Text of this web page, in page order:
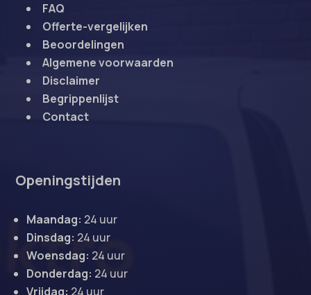
FAQ
Offerte-vergelijken
Beoordelingen
Algemene voorwaarden
Disclaimer
Begrippenlijst
Contact
Openingstijden
Maandag: 24 uur
Dinsdag: 24 uur
Woensdag: 24 uur
Donderdag: 24 uur
Vrijdag: 24 uur